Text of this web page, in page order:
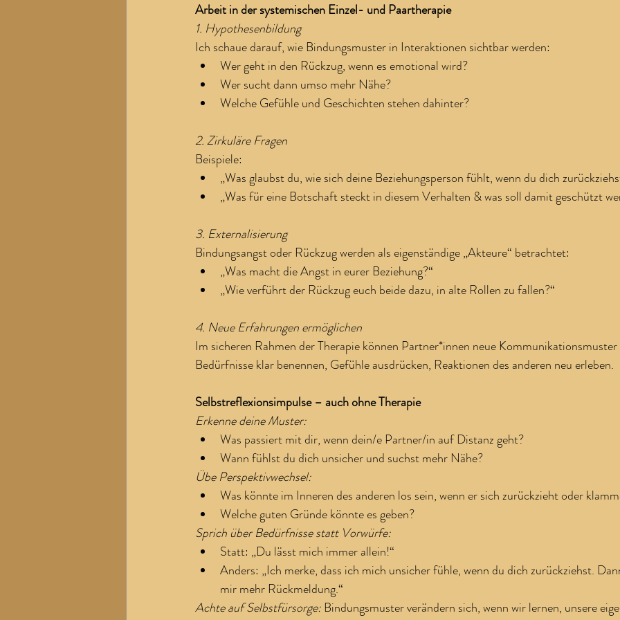
Arbeit in der systemischen Einzel- und Paartherapie
1. Hypothesenbildung
Ich schaue darauf, wie Bindungsmuster in Interaktionen sichtbar werden:
Wer geht in den Rückzug, wenn es emotional wird?
Wer sucht dann umso mehr Nähe?
Welche Gefühle und Geschichten stehen dahinter?
2. Zirkuläre Fragen
Beispiele:
„Was glaubst du, wie sich deine Beziehungsperson fühlt, wenn du dich
„Was für eine Botschaft steckt in diesem Verhalten & was soll damit geschützt
3. Externalisierung
Bindungsangst oder Rückzug werden als eigenständige „Akteure“ betrachtet:
„Was macht die Angst in eurer Beziehung?“
„Wie verführt der Rückzug euch beide dazu, in alte Rollen zu fallen?“
4. Neue Erfahrungen ermöglichen
Im sicheren Rahmen der Therapie können Partner*innen neue
Bedürfnisse klar benennen, Gefühle ausdrücken, Reaktionen des anderen neu erleben.
Selbstreflexionsimpulse – auch ohne Therapie
Erkenne deine Muster:
Was passiert mit dir, wenn dein/e Partner/in auf Distanz geht?
Wann fühlst du dich unsicher und suchst mehr Nähe?
Übe Perspektivwechsel:
Was könnte im Inneren des anderen los sein, wenn er sich zurückzieht oder
Welche guten Gründe könnte es geben?
Sprich über Bedürfnisse statt Vorwürfe:
Statt: „Du lässt mich immer allein!“
Anders: „Ich merke, dass ich mich unsicher fühle, wenn du dich zurückziehst.
mir mehr Rückmeldung.“
Achte auf Selbstfürsorge: Bindungsmuster verändern sich, wenn wir lernen, unsere